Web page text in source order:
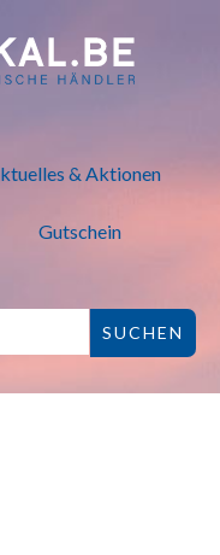
lokalen
& Aktionen
Gutschein